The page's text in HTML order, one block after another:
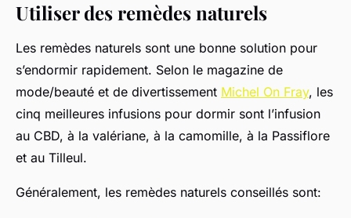
Utiliser des remèdes naturels
Les remèdes naturels sont une bonne solution pour
s’endormir rapidement. Selon le magazine de
mode/beauté et de divertissement Michel On Fray, les
cinq meilleures infusions pour dormir sont l’infusion
au CBD, à la valériane, à la camomille, à la Passiflore
et au Tilleul.
Généralement, les remèdes naturels conseillés sont: